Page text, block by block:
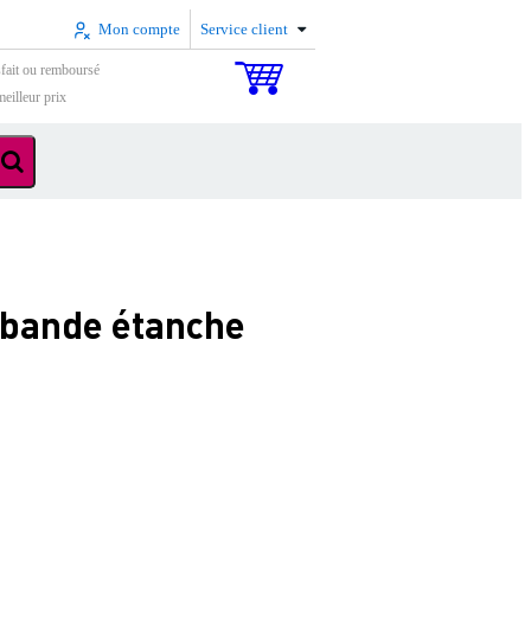
Mon compte Service client
ou remboursé
prix
étanche